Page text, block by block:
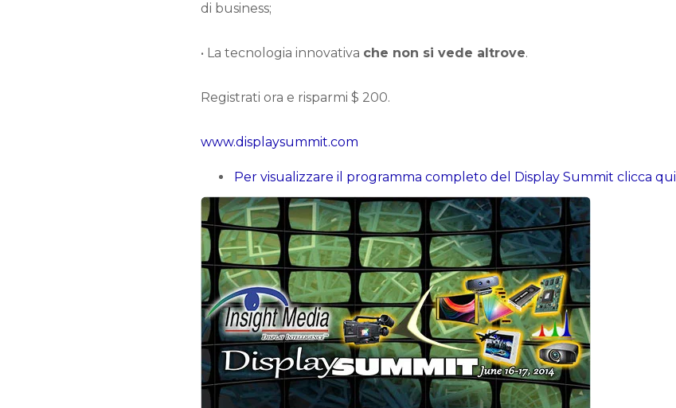
di business;
• La tecnologia innovativa che non si vede altrove.
Registrati ora e risparmi $ 200.
www.displaysummit.com
Per visualizzare il programma completo del Display Summit clicca qui